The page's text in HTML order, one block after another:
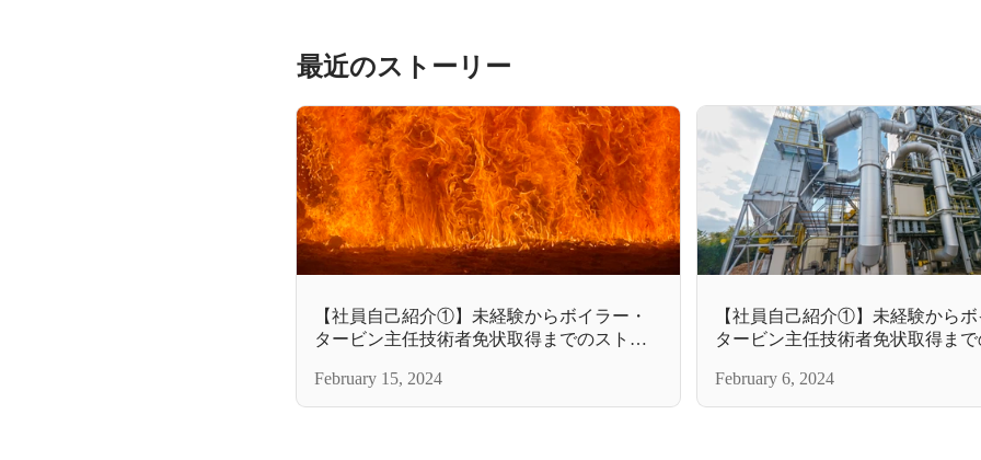
最近のストーリー
【社員自己紹介①】未経験からボイラー・
タービン主任技術者免状取得までのストー
February 15, 2024
【社員自己紹介①】未経験から
タービン主任技術者免状取得ま
February 6, 2024